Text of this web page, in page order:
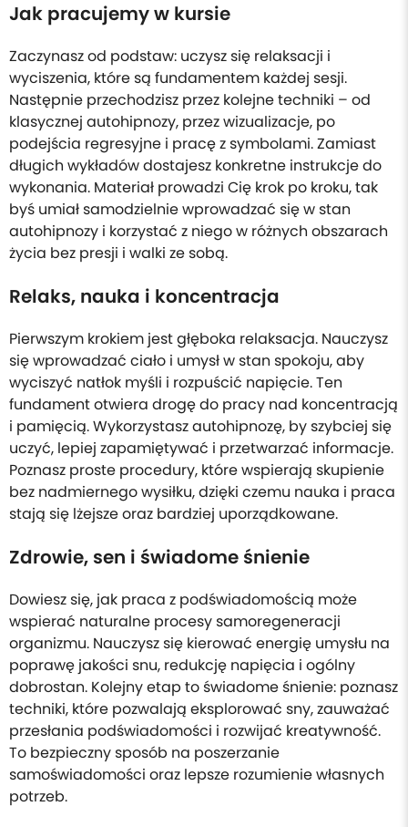
Jak pracujemy w kursie
Zaczynasz od podstaw: uczysz się relaksacji i
wyciszenia, które są fundamentem każdej sesji.
Następnie przechodzisz przez kolejne techniki – od
klasycznej autohipnozy, przez wizualizacje, po
podejścia regresyjne i pracę z symbolami. Zamiast
długich wykładów dostajesz konkretne instrukcje do
wykonania. Materiał prowadzi Cię krok po kroku, tak
byś umiał samodzielnie wprowadzać się w stan
autohipnozy i korzystać z niego w różnych obszarach
życia bez presji i walki ze sobą.
Relaks, nauka i koncentracja
Pierwszym krokiem jest głęboka relaksacja. Nauczysz
się wprowadzać ciało i umysł w stan spokoju, aby
wyciszyć natłok myśli i rozpuścić napięcie. Ten
fundament otwiera drogę do pracy nad koncentracją
i pamięcią. Wykorzystasz autohipnozę, by szybciej się
uczyć, lepiej zapamiętywać i przetwarzać informacje.
Poznasz proste procedury, które wspierają skupienie
bez nadmiernego wysiłku, dzięki czemu nauka i praca
stają się lżejsze oraz bardziej uporządkowane.
Zdrowie, sen i świadome śnienie
Dowiesz się, jak praca z podświadomością może
wspierać naturalne procesy samoregeneracji
organizmu. Nauczysz się kierować energię umysłu na
poprawę jakości snu, redukcję napięcia i ogólny
dobrostan. Kolejny etap to świadome śnienie: poznasz
techniki, które pozwalają eksplorować sny, zauważać
przesłania podświadomości i rozwijać kreatywność.
To bezpieczny sposób na poszerzanie
samoświadomości oraz lepsze rozumienie własnych
potrzeb.